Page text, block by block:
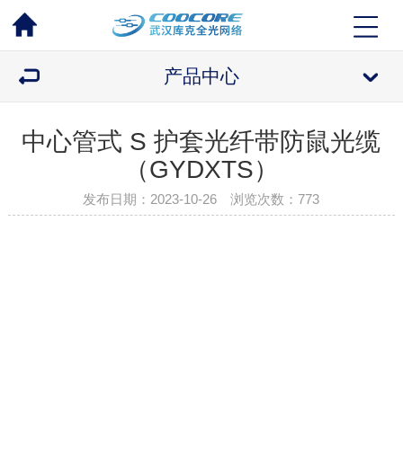
产品中心
中心管式 S 护套光纤带防鼠光缆
（GYDXTS）
发布日期：2023-10-26 浏览次数：773